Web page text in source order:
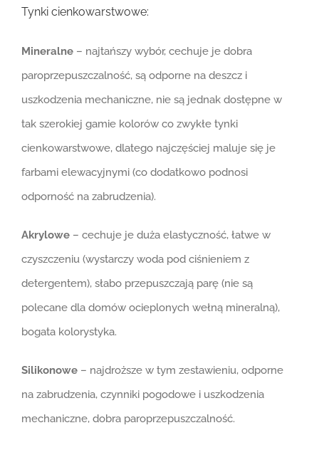
Tynki cienkowarstwowe:
Mineralne – najtańszy wybór, cechuje je dobra
paroprzepuszczalność, są odporne na deszcz i
uszkodzenia mechaniczne, nie są jednak dostępne w
tak szerokiej gamie kolorów co zwykłe tynki
cienkowarstwowe, dlatego najczęściej maluje się je
farbami elewacyjnymi (co dodatkowo podnosi
odporność na zabrudzenia).
Akrylowe – cechuje je duża elastyczność, łatwe w
czyszczeniu (wystarczy woda pod ciśnieniem z
detergentem), słabo przepuszczają parę (nie są
polecane dla domów ocieplonych wełną mineralną),
bogata kolorystyka.
Silikonowe – najdroższe w tym zestawieniu, odporne
na zabrudzenia, czynniki pogodowe i uszkodzenia
mechaniczne, dobra paroprzepuszczalność.